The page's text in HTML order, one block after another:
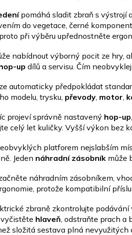
pomáhá sladit zbraň s výstrojí
do vegetace, černé
při výběru upřednostněte
nabídnout výborný pocit ze hry,
up dílů a servisu. Čím
automaticky předpokládat
modelu, trysku, převody motor
projeví správně nastavený hop-up
celý let kuličky. Vyšší výkon bez
platforem nejslabším
Jeden náhradní zásobník může
náhradním zásobníkem,
protože kompatibilní
zbraně zkontrolujte
hlaveň , odstraňte prach
složitá sestava plná nevyužitých